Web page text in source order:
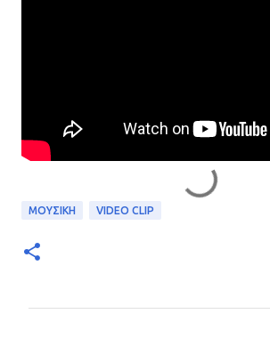
ΜΟΥΣΙΚΗ VIDEO CLIP